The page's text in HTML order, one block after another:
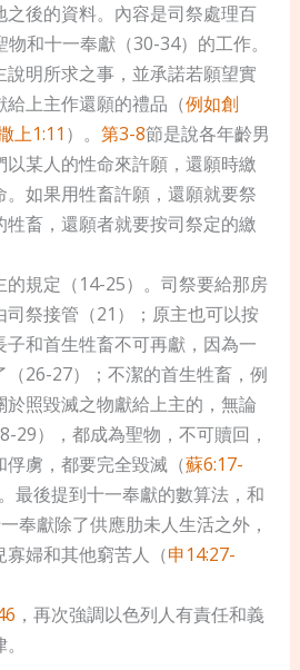
後的資料。內容是司祭處理百
和十一奉獻（30-34）的工作。
明所求之事，並承諾若願望實
上主作還願的禮品（例如創
上1:11 ）。 第3-8節是說各年齡男
某人的性命來許願，還願時繳
如果用牲畜許願，還願就要祭
畜，還願者就要按司祭定的繳
規定（14-25）。司祭要給那房
祭接管（21）；原主也可以按
和首生牲畜不可再獻，因為一
（26-27）；不潔的首生牲畜，例
照毀滅之物獻給上主的，無論
29），都成為聖物，不可贖回，
虜，都要完全毀滅（蘇6:17-
最後提到十一奉獻的數算法，和
奉獻除了供應肋未人生活之外，
婦和其他窮苦人（申14:27-
，再次強調以色列人有責任和義